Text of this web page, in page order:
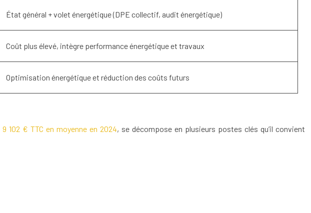
État général + volet énergétique (DPE collectif, audit énergétique)
Coût plus élevé, intègre performance énergétique et travaux
Optimisation énergétique et réduction des coûts futurs
9 102 € TTC en moyenne en 2024, se décompose en plusieurs postes clés qu’il convient